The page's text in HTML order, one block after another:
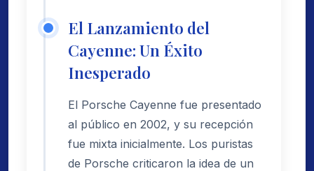
El Lanzamiento del
Cayenne: Un Éxito
Inesperado
El Porsche Cayenne fue presentado
al público en 2002, y su recepción
fue mixta inicialmente. Los puristas
de Porsche criticaron la idea de un